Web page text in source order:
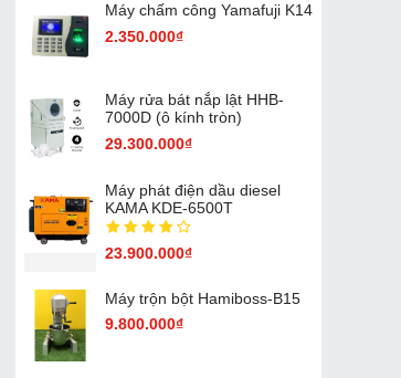
Máy chấm cô​ng Yamafuji K14
2.350.000₫
Máy rửa bát nắp lật HHB-
7000D (ô kính tròn)
29.300.000₫
Máy phát điện dầu diesel
KAMA KDE-6500T
23.900.000₫
Máy trộn bột Hamiboss-B15
9.800.000₫